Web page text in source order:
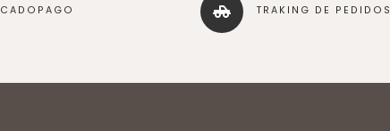
TRAKING DE PEDIDOS